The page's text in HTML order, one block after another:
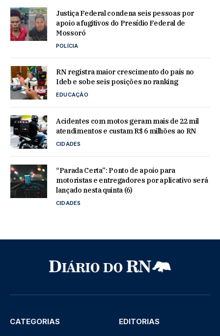
Justiça Federal condena seis pessoas por
apoio a fugitivos do Presídio Federal de
Mossoró
POLÍCIA
RN registra maior crescimento do país no
Ideb e sobe seis posições no ranking
EDUCAÇÃO
Acidentes com motos geram mais de 22 mil
atendimentos e custam R$ 6 milhões ao RN
CIDADES
“Parada Certa”: Ponto de apoio para
motoristas e entregadores por aplicativo será
lançado nesta quinta (6)
CIDADES
CATEGORIAS EDITORIAS